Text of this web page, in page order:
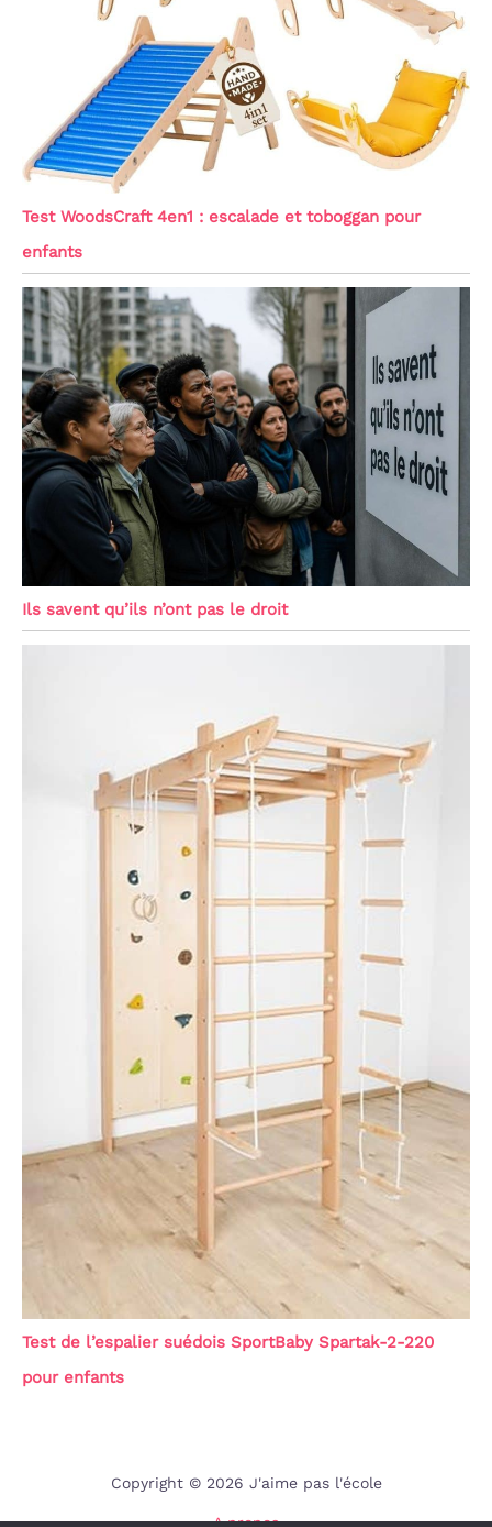
Test WoodsCraft 4en1 : escalade et toboggan pour
enfants
Ils savent qu’ils n’ont pas le droit
Test de l’espalier suédois SportBaby Spartak-2-220
pour enfants
Copyright © 2026 J'aime pas l'école
A propos